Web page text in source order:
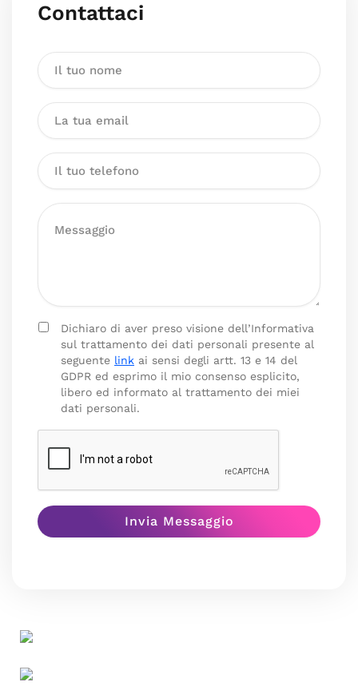
Contattaci
Dichiaro di aver preso visione dell’Informativa
sul trattamento dei dati personali presente al
seguente link ai sensi degli artt. 13 e 14 del
GDPR ed esprimo il mio consenso esplicito,
libero ed informato al trattamento dei miei
dati personali.